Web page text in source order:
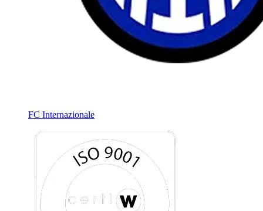
FC Internazionale